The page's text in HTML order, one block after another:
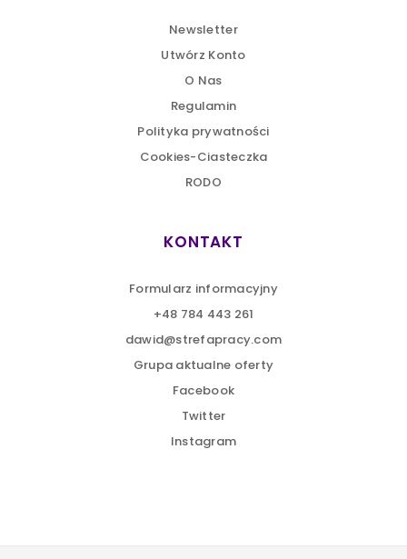
Newsletter
Utwórz Konto
O Nas
Regulamin
Polityka prywatności
Cookies-Ciasteczka
RODO
KONTAKT
Formularz informacyjny
+48 784 443 261
dawid@strefapracy.com
Grupa aktualne oferty
Facebook
Twitter
Instagram